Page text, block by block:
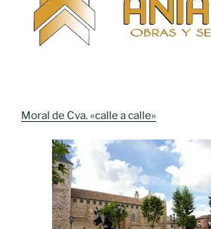
Moral de Cva. «calle a calle»